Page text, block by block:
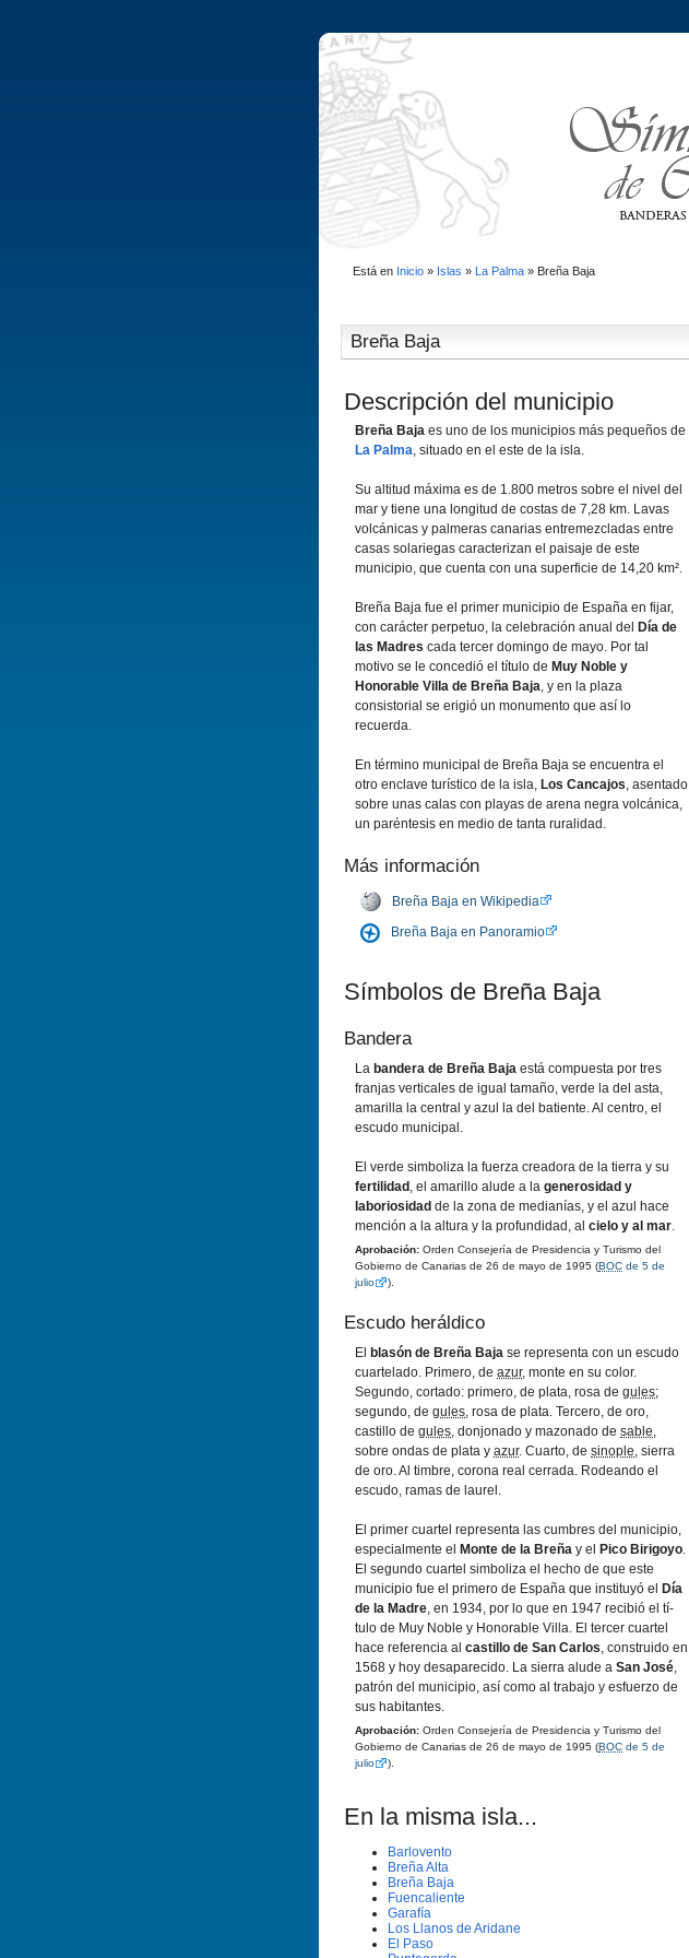
Está en Inicio» Islas » La Palma» Breña Baja
Breña Baja
Descripción del municipio
Breña Baja es uno de los municipios más pequeños de
La Palma, situado en el este de la isla.
Su altitud máxima es de 1.800 metros sobre el nivel del
mar y tiene una longitud de costas de 7,28 km. Lavas
volcánicas y palmeras canarias entremezcladas entre
casas solariegas caracterizan el paisaje de este
municipio, que cuenta con una superficie de 14,20 km².
Breña Baja fue el primer municipio de España en fijar,
con carácter perpetuo, la celebración anual del
Dí­a de
las Madres cada tercer domingo de mayo. Por tal
motivo se le concedió el tí­tulo de Muy Noble y
Honorable Villa de Breña Baja, y en la plaza
consistorial se erigió un monumento que así­ lo
recuerda.
En término municipal de Breña Baja se encuentra el
otro enclave turí­stico de la isla, Los Cancajos, asentado
sobre unas calas con playas de arena negra volcánica,
un paréntesis en medio de tanta ruralidad.
Más información
Breña Baja en Wikipedia
Breña Baja en Panoramio
Sí­mbolos de Breña Baja
Bandera
La bandera de Breña Baja está compuesta por tres
franjas verticales de igual tamaño, verde la del asta,
amarilla la central y azul la del batiente. Al centro, el
escudo municipal.
El verde simboliza la fuerza creadora de la tierra y su
fertilidad , el amarillo alude a la generosidad y
laboriosidad de la zona de medianí­as, y el azul hace
mención a la altura y la profundidad, al cielo y al mar.
Aprobación: Orden Consejerí­a de Presidencia y Turismo del
Gobierno de Canarias de 26 de mayo de 1995 (BOC de 5 de
julio
).
Escudo heráldico
El blasón de Breña Baja se representa con un escudo
cuartelado. Primero, de azur, monte en su color.
Segundo, cortado: primero, de plata, rosa de gules;
segundo, de gules, rosa de plata. Tercero, de oro,
castillo de gules, donjonado y mazonado de sable,
sobre ondas de plata y azur. Cuarto, de sinople, sierra
de oro. Al timbre, corona real cerrada. Rodeando el
escudo, ramas de laurel.
El primer cuartel representa las cumbres del municipio,
especialmente el
Monte de la Breña y el Pico Birigoyo.
El segundo cuartel simboliza el hecho de que este
municipio fue el primero de España que instituyó el
Dí­a
de la Madre, en 1934, por lo que en 1947 recibió el tí­
tulo de Muy Noble y Honorable Villa. El tercer cuartel
hace referencia al castillo de San Carlos, construido en
1568 y hoy desaparecido. La sierra alude a San José,
patrón del municipio, así­ como al trabajo y esfuerzo de
sus habitantes.
Aprobación: Orden Consejerí­a de Presidencia y Turismo del
Gobierno de Canarias de 26 de mayo de 1995 (BOC de 5 de
julio
).
En la misma isla...
Barlovento
Breña Alta
Breña Baja
Fuencaliente
Garafí­a
Los Llanos de Aridane
El Paso